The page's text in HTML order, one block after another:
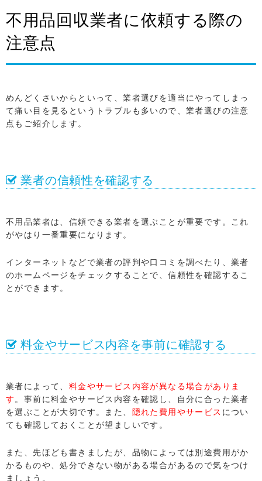
不用品回収業者に依頼する際の
注意点
めんどくさいからといって、業者選びを適当にやってしまっ
て痛い目を見るというトラブルも多いので、業者選びの注意
点もご紹介します。
業者の信頼性を確認する
不用品業者は、信頼できる業者を選ぶことが重要です。これ
がやはり一番重要になります。
インターネットなどで業者の評判や口コミを調べたり、業者
のホームページをチェックすることで、信頼性を確認するこ
とができます。
料金やサービス内容を事前に確認する
業者によって、 料金やサービス内容が異なる場合がありま
す 。事前に料金やサービス内容を確認し、自分に合った業者
を選ぶことが大切です。また、 隠れた費用やサービス につい
ても確認しておくことが望ましいです。
また、先ほども書きましたが、品物によっては別途費用がか
かるものや、処分できない物がある場合があるので気をつけ
ましょう。
LINEでお問い合わせ